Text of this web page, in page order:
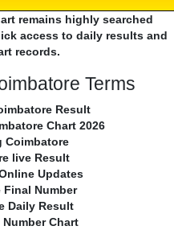
remains highly searched
access to daily results and
records.
Terms
Result
Chart 2026
Coimbatore
live Result
Updates
Final Number
Daily Result
Chart